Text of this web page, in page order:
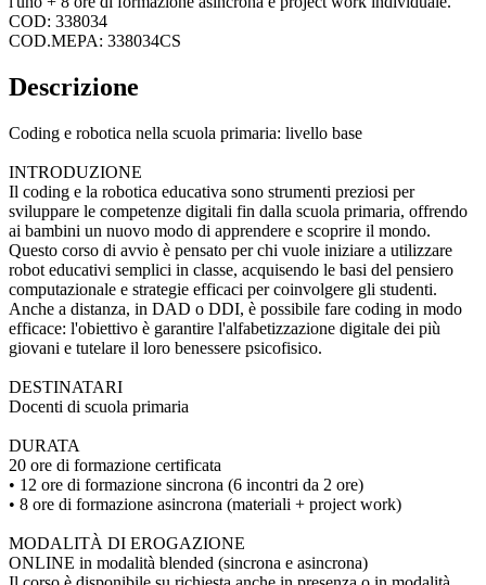
COD: 338034
COD.MEPA: 338034CS
Descrizione
Coding e robotica nella scuola primaria: livello base
INTRODUZIONE
Il coding e la robotica educativa sono strumenti preziosi per
sviluppare le competenze digitali fin dalla scuola primaria, offrendo
ai bambini un nuovo modo di apprendere e scoprire il mondo.
Questo corso di avvio è pensato per chi vuole iniziare a utilizzare
robot educativi semplici in classe, acquisendo le basi del pensiero
computazionale e strategie efficaci per coinvolgere gli studenti.
Anche a distanza, in DAD o DDI, è possibile fare coding in modo
efficace: l'obiettivo è garantire l'alfabetizzazione digitale dei più
giovani e tutelare il loro benessere psicofisico.
DESTINATARI
Docenti di scuola primaria
DURATA
20 ore di formazione certificata
• 12 ore di formazione sincrona (6 incontri da 2 ore)
• 8 ore di formazione asincrona (materiali + project work)
MODALITÀ DI EROGAZIONE
ONLINE in modalità blended (sincrona e asincrona)